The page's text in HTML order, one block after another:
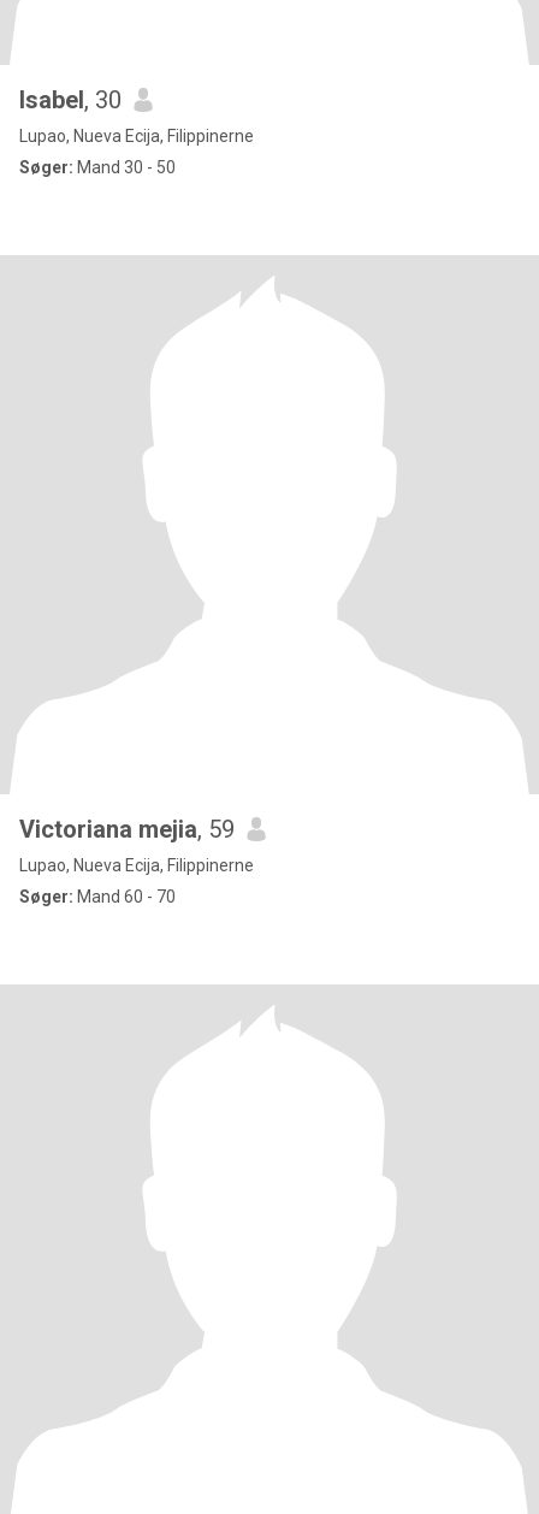
Isabel, 30
Lupao, Nueva Ecija, Filippinerne
Søger: Mand 30 - 50
Victoriana mejia, 59
Lupao, Nueva Ecija, Filippinerne
Søger: Mand 60 - 70